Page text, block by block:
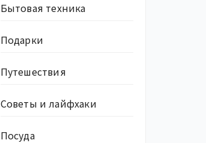
Бытовая техника
Подарки
Путешествия
Советы и лайфхаки
Посуда